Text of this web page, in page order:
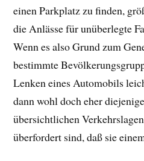
einen Parkplatz zu finden,
die Anlässe für unüberlegte
Wenn es also Grund zum
bestimmte
Lenken eines Automobils
dann wohl doch eher
übersichtlichen
überfordert sind, daß sie